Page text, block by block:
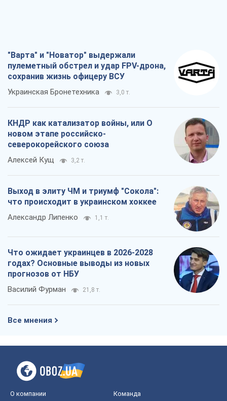
"Варта" и "Новатор" выдержали
пулеметный обстрел и удар FPV-дрона,
сохранив жизнь офицеру ВСУ
Украинская Бронетехника 3,0 т.
КНДР как катализатор войны, или О
новом этапе российско-
северокорейского союза
Алексей Кущ 3,2 т.
Выход в элиту ЧМ и триумф "Сокола":
что происходит в украинском хоккее
Александр Липенко 1,1 т.
Что ожидает украинцев в 2026-2028
годах? Основные выводы из новых
прогнозов от НБУ
Василий Фурман 21,8 т.
Все мнения
О компании Команда